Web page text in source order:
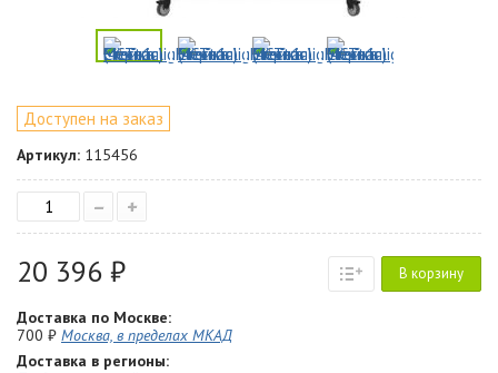
Доступен на заказ
Артикул: 115456
– +
20 396 ₽ В корзину
Доставка по Москве:
700 ₽ Москва, в пределах МКАД
Доставка в регионы: